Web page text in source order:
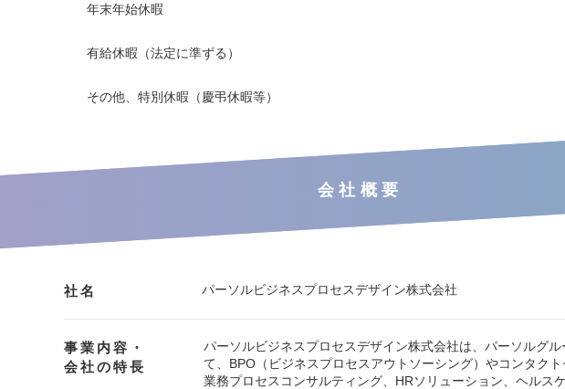
年末年始休暇
有給休暇（法定に準ずる）
その他、特別休暇（慶弔休暇等）
会社概要
社名 パーソルビジネスプロセスデザイン株式会社
事業内容・
会社の特長
パーソルビジネスプロセスデザイン株式会社は、パーソルグ
て、BPO（ビジネスプロセスアウトソーシング）やコンタク
業務プロセスコンサルティング、HRソリューション、ヘルス